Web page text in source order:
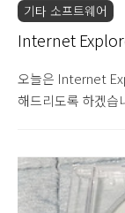
기타 소프트웨어
Internet
오늘은 Internet
해드리도록 하겠습
터넷 익스플로러 정
태에서 오른쪽에